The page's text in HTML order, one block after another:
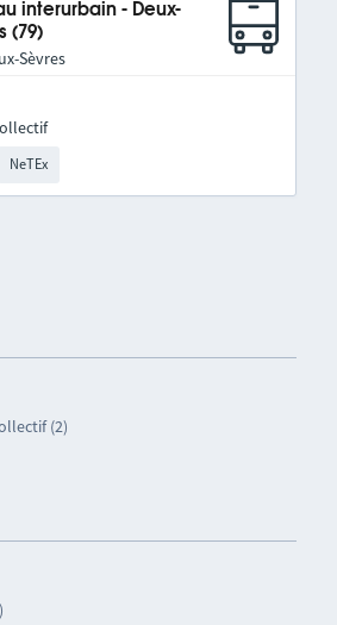
(2)
interurbain - Deux-
(79)
Sèvres
NeTEx